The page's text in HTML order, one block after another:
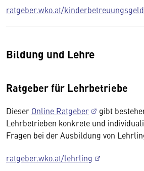
ratgeber.wko.at/kinderbetreuungsgeld
Bildung und Lehre
Ratgeber für Lehrbetriebe
Dieser Online Ratgeber
gibt
Lehrbetrieben konkrete und
Fragen bei der Ausbildung von
ratgeber.wko.at/lehrling